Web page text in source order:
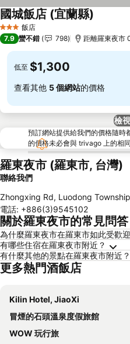
3 星級 飯店
國城飯店 (宜蘭縣)
7.9 蠻不錯 798 距離羅東夜市
低至 $1,300
查看其他 5 個網站的價格
檢
預訂網站提供給我們的價格隨時
的價格未必會與 trivago 上的相同
羅東夜市 (羅東市, 台灣)
聯絡我們
Zhongxing Rd, Luodong
電話: +886(3)9545102
關於羅東夜市的常見問答
為什麼羅東夜市在羅東市如此受歡
有哪些住宿在羅東夜市附近？
有什麼其他的景點在羅東夜市附近？
更多熱門酒飯店
Kilin Hotel, JiaoXi
冒煙的石頭溫泉度假旅館
WOW 玩行旅